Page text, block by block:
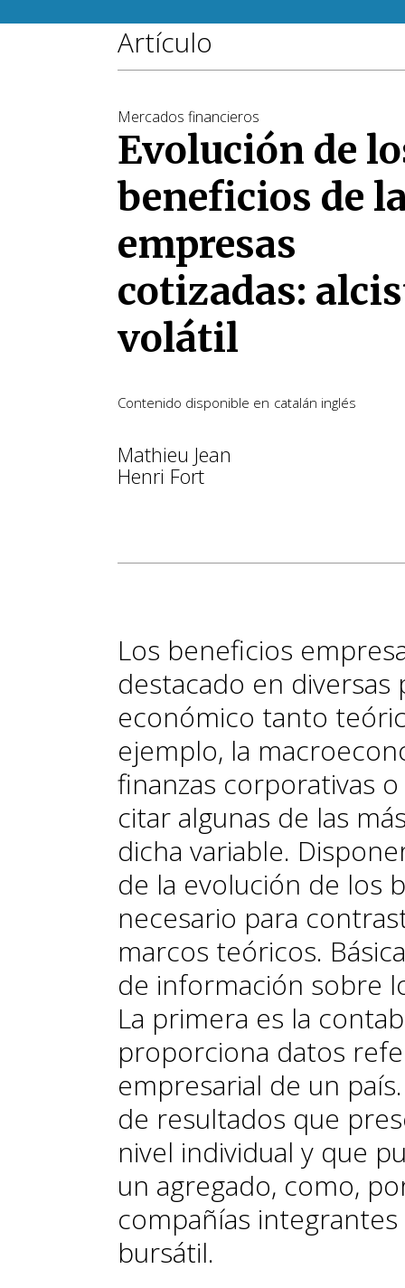
Artículo
Mercados financieros
Evolución de
beneficios de
empresas
cotizadas:
volátil
Contenido disponible en catalán inglés
Mathieu Jean
Henri Fort
Los beneficios
destacado en diversas
económico tanto
ejemplo, la
finanzas corporativas
citar algunas de las
dicha variable.
de la evolución de los
necesario para
marcos teóricos.
de información sobre
La primera es la
proporciona datos
empresarial de un
de resultados que
nivel individual y que
un agregado, como,
compañías
bursátil.